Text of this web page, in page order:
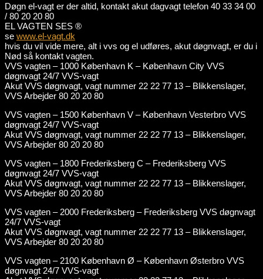
Døgn el-vagt er der altid, kontakt akut dagvagt telefon 40 33 34 00
/ 80 20 20 80
EL VAGTEN SES ®
se www.el-vagt.dk
hvis du vil vide mere, alt i vvs og el udføres, akut døgnvagt, er du i
Nød så kontakt vagten.
VVS vagten – 1000 København K – København City VVS
døgnvagt 24/7 VVS-vagt
Akut VVS døgnvagt, vagt nummer 22 22 77 13 – Blikkenslager,
VVS Arbejder 80 20 20 80
VVS vagten – 1500 København V – København Vesterbro VVS
døgnvagt 24/7 VVS-vagt
Akut VVS døgnvagt, vagt nummer 22 22 77 13 – Blikkenslager,
VVS Arbejder 80 20 20 80
VVS vagten – 1800 Frederiksberg C – Frederiksberg VVS
døgnvagt 24/7 VVS-vagt
Akut VVS døgnvagt, vagt nummer 22 22 77 13 – Blikkenslager,
VVS Arbejder 80 20 20 80
VVS vagten – 2000 Frederiksberg – Frederiksberg VVS døgnvagt
24/7 VVS-vagt
Akut VVS døgnvagt, vagt nummer 22 22 77 13 – Blikkenslager,
VVS Arbejder 80 20 20 80
VVS vagten – 2100 København Ø – København Østerbro VVS
døgnvagt 24/7 VVS-vagt